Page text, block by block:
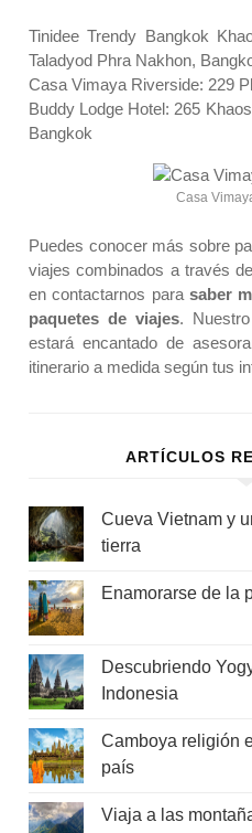
Tinidee Trendy Bangkok
Taladyod Phra Nakhon,
Casa Vimaya Riverside: 229
Buddy Lodge Hotel: 265
Bangkok
Casa
Puedes conocer más sobre
viajes combinados a través
encontactarnos parasaber
paquetes de viajes.
estará encantado de
itinerario a medida según tus
ARTÍCULOS
Cueva Vietnam y
tierra
Enamorarse de la
Descubriendo
Indonesia
Camboya religión
país
Viaja a las